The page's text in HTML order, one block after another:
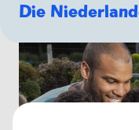
Die